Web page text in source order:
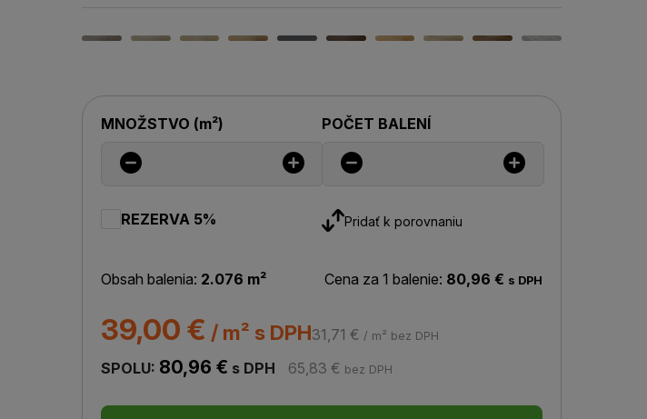
MNOŽSTVO (m²) POČET BALENÍ
REZERVA 5% Pridať k porovnaniu
Obsah balenia: 2.076 m² Cena za 1 balenie: 80,96 € s DPH
39,00 € / m² s DPH31,71 € / m² bez DPH
SPOLU: 80,96 € s DPH 65,83 € bez DPH